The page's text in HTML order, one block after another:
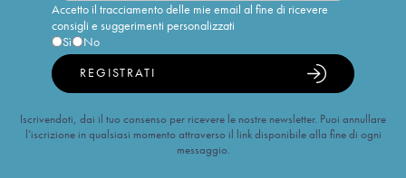
Accetto il tracciamento delle mie email al fine di ricevere
consigli e suggerimenti personalizzati
Sì
No
REGISTRATI
Iscrivendoti, dai il tuo consenso per ricevere le nostre newsletter. Puoi annullare
l’iscrizione in qualsiasi momento attraverso il link disponibile alla fine di ogni
messaggio.